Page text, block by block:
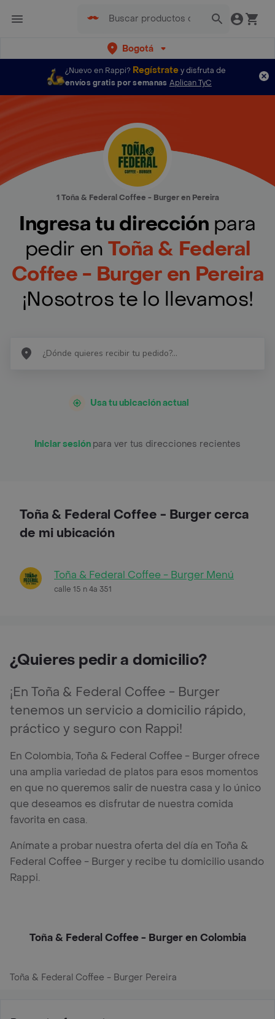
Bogotá
¿Nuevo en Rappi? Regístratey disfruta de
envíos gratis por semanas Aplican TyC
1 Toña & Federal Coffee - Burger en Pereira
Ingresa tu dirección para
pedir en Toña & Federal
Coffee - Burger en Pereira
¡Nosotros te lo llevamos!
Usa tu ubicación actual
Iniciar sesión para ver tus direcciones recientes
Toña & Federal Coffee - Burger cerca
de mi ubicación
Toña & Federal Coffee - Burger Menú
calle 15 n 4a 351
¿Quieres pedir a domicilio?
¡En Toña & Federal Coffee - Burger
tenemos un servicio a domicilio rápido,
práctico y seguro con Rappi!
En Colombia, Toña & Federal Coffee - Burger ofrece
una amplia variedad de platos para esos momentos
en que no queremos salir de nuestra casa y lo único
que deseamos es disfrutar de nuestra comida
favorita en casa.
Anímate a probar nuestra oferta del día en Toña &
Federal Coffee - Burger y recibe tu domicilio usando
Rappi.
Toña & Federal Coffee - Burger en Colombia
Toña & Federal Coffee - Burger Pereira